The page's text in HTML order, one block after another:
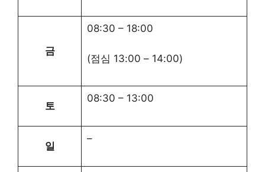
금
08:30 – 18:00
(점심 13:00 – 14:00)
토
08:30 – 13:00
일
–